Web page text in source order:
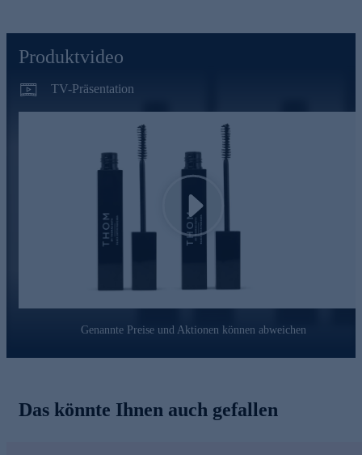
Das enthalteneGlycerin
kann ein angenehmes Tragegefühl bieten. Es verhindert, dass
die Wimpern austrocknen und brüchig werden.
Wachsesorgen für Geschmeidigkeit und unterstützen
Wimpernelastizität.
Gleich heute noch online bestellen.
Produktvideo
TV-Präsentation
Play
Genannte Preise und Aktionen können abweichen
Das könnte Ihnen auch gefallen